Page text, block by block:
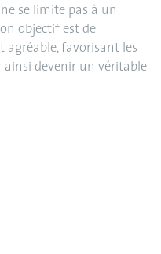
ne se limite pas à un
objectif est de
agréable, favorisant les
ainsi devenir un véritable